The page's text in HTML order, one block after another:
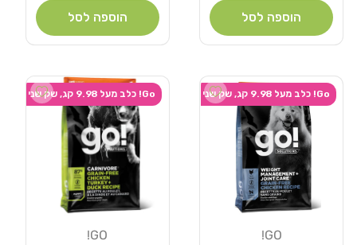
הוספה לסל הוספה לסל
Add wishlist
Go! כלב מעל 9.98 קג, שק שני ב-20% הנחה
GO!
wishlist
Go! כלב מעל 9.98 קג, שק שני ב-20% הנחה
GO!